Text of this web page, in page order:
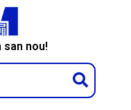
san nou!